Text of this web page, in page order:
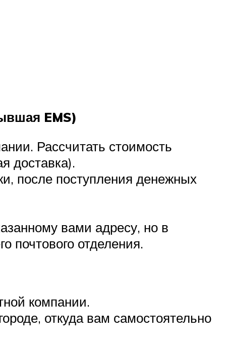
EMS)
Рассчитать стоимость
доставка).
после поступления денежных
вами адресу, но в
почтового отделения.
компании.
откуда вам самостоятельно